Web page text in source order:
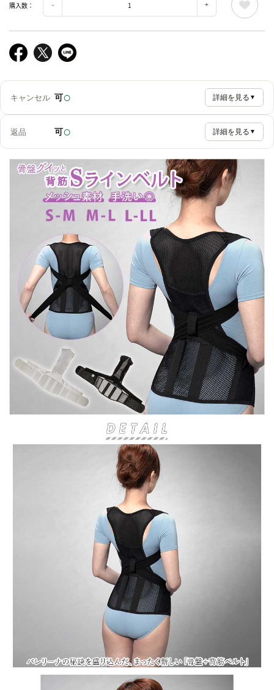
購入数：
キャンセル 可○ 詳細を見る ▼
返品 可○ 詳細を見る ▼